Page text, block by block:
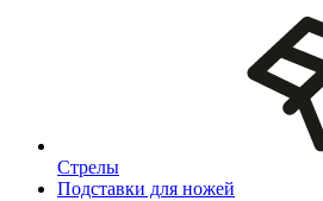
Стрелы
Подставки для ножей